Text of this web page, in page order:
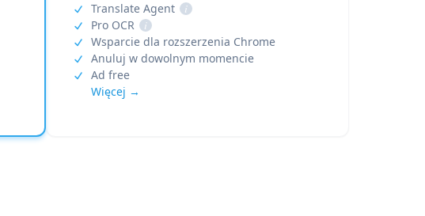
Translate Agent
i
Pro OCR
i
Wsparcie dla rozszerzenia Chrome
Anuluj w dowolnym momencie
Ad free
Więcej →